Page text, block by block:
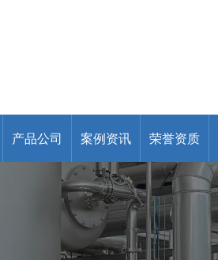
产品公司 案例资讯 荣誉资质